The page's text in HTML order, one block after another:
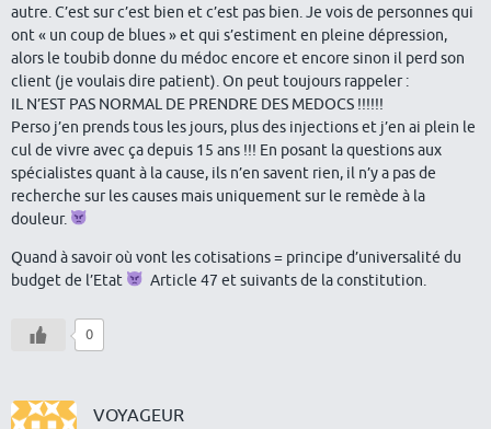
autre. C’est sur c’est bien et c’est pas bien. Je vois de personnes qui
ont « un coup de blues » et qui s’estiment en pleine dépression,
alors le toubib donne du médoc encore et encore sinon il perd son
client (je voulais dire patient). On peut toujours rappeler :
IL N’EST PAS NORMAL DE PRENDRE DES MEDOCS !!!!!!
Perso j’en prends tous les jours, plus des injections et j’en ai plein le
cul de vivre avec ça depuis 15 ans !!! En posant la questions aux
spécialistes quant à la cause, ils n’en savent rien, il n’y a pas de
recherche sur les causes mais uniquement sur le remède à la
douleur.
Quand à savoir où vont les cotisations = principe d’universalité du
budget de l’Etat
Article 47 et suivants de la constitution.
0
VOYAGEUR